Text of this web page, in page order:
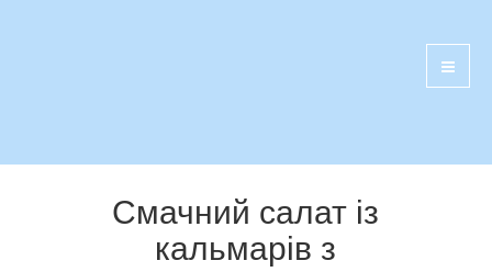
Смачний салат із
кальмарів з